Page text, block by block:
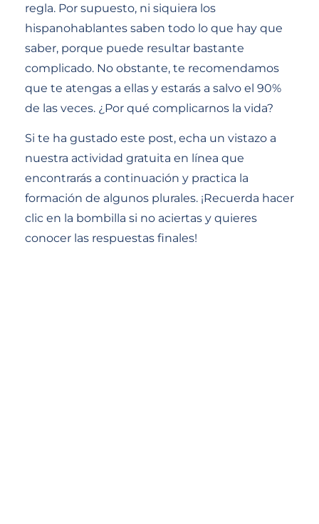
regla. Por supuesto, ni siquiera los
hispanohablantes saben todo lo que hay que
saber, porque puede resultar bastante
complicado. No obstante, te recomendamos
que te atengas a ellas y estarás a salvo el 90%
de las veces. ¿Por qué complicarnos la vida?
Si te ha gustado este post, echa un vistazo a
nuestra actividad gratuita en línea que
encontrarás a continuación y practica la
formación de algunos plurales. ¡Recuerda hacer
clic en la bombilla si no aciertas y quieres
conocer las respuestas finales!